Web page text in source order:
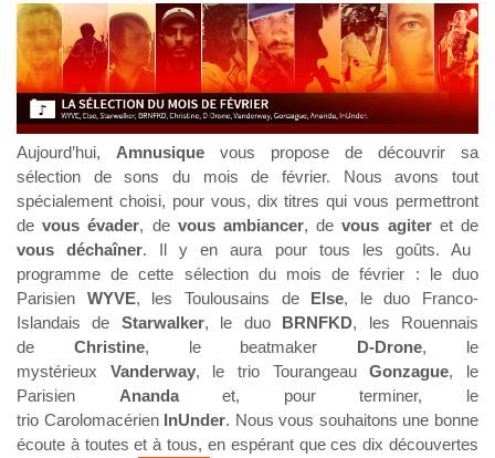
Aujourd’hui, Amnusique vous propose de découvrir sa
sélection de sons du mois de février. Nous avons tout
spécialement choisi, pour vous, dix titres qui vous permettront
devous évader, de vous ambiancer, devous agiteret de
vous déchaîner. Il y en aura pour tous les goûts. Au
programme de cette sélection du mois de février : le duo
Parisien WYVE, les Toulousains de Else, le duo Franco-
Islandais de Starwalker, le duo BRNFKD, les Rouennais
de Christine, le beatmaker D-Drone, le
mystérieux Vanderway, le trio TourangeauGonzague, le
Parisien Anandaet, pour terminer, le
trio Carolomacérien InUnder. Nous vous souhaitons une bonne
écoute à toutes et à tous, en espérant que ces dix découvertes